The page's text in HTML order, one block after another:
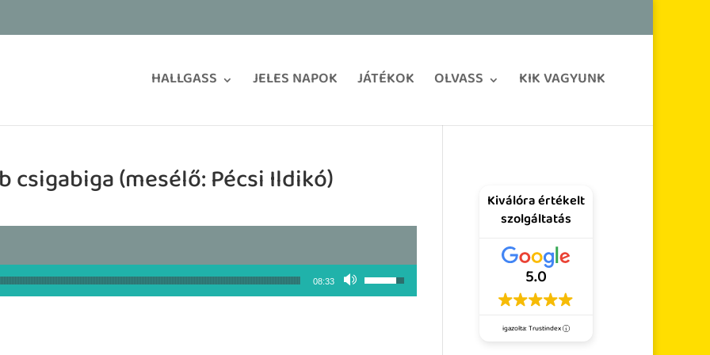
HALLGASS JELES NAPOK JÁTÉKOK OLVASS KIK VAGYUNK
csigabiga (mesélő: Pécsi Ildikó)
08:33
A hangerő növeléséhez, illetőleg csökkentéséhez a Fel/Le
Kiválóra értékelt
szolgáltatás
5.0
igazolta: Trustindex